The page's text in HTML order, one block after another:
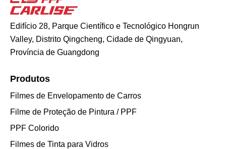
Edifício 28, Parque Científico e Tecnológico Hongrun
Valley, Distrito Qingcheng, Cidade de Qingyuan,
Província de Guangdong
Produtos
Filmes de Envelopamento de Carros
Filme de Proteção de Pintura / PPF
PPF Colorido
Filmes de Tinta para Vidros